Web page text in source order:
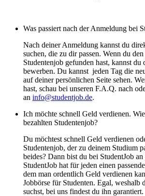
Was passiert nach der Anmeldung bei
Nach deiner Anmeldung kannst du
suchen, die zu dir passen. Wenn du
Studentenjob gefunden hast, kannst
bewerben. Du kannst jeden Tag die
auf deiner persönlichen Seite sehen.
hast, schau bei unseren F.A.Q. nach
an info@studentjob.de.
Ich möchte schnell Geld verdienen.
bezahlten Studentenjob?
Du möchtest schnell Geld verdienen
Studentenjob, der zu deinem Studium
beides? Dann bist du bei StudentJob
StudentJob hat für jeden einen
dem man ordentlich Geld verdienen
Jobbörse für Studenten. Egal, weshalb
suchst, bei uns findest du ihn garantiert.